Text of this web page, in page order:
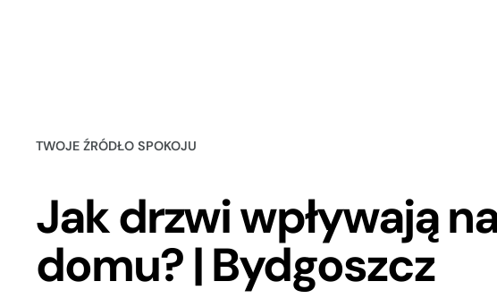
TWOJE ŹRÓDŁO SPOKOJU
Jak drzwi wpływają
domu? | Bydgoszcz